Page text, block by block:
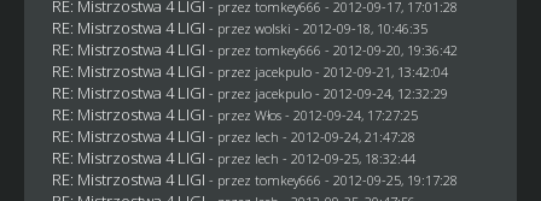
RE: Mistrzostwa 4 LIGI - przez tomkey666 - 2012-09-17, 17:01:28
RE: Mistrzostwa 4 LIGI - przez wolski - 2012-09-18, 10:46:35
RE: Mistrzostwa 4 LIGI - przez tomkey666 - 2012-09-20, 19:36:42
RE: Mistrzostwa 4 LIGI - przez jacekpulo- 2012-09-21, 13:42:04
RE: Mistrzostwa 4 LIGI - przez jacekpulo- 2012-09-24, 12:32:29
RE: Mistrzostwa 4 LIGI - przez Włos- 2012-09-24, 17:27:25
RE: Mistrzostwa 4 LIGI - przez lech - 2012-09-24, 21:47:28
RE: Mistrzostwa 4 LIGI - przez lech - 2012-09-25, 18:32:44
RE: Mistrzostwa 4 LIGI - przez tomkey666 - 2012-09-25, 19:17:28